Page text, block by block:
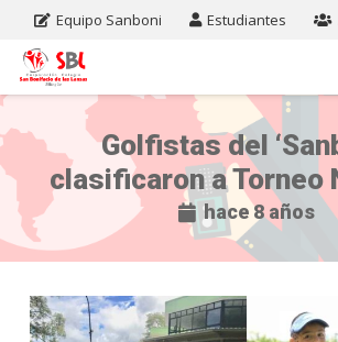
Equipo Sanboni Estudiantes
Golfistas del
clasificaron a Torneo
hace 8 años